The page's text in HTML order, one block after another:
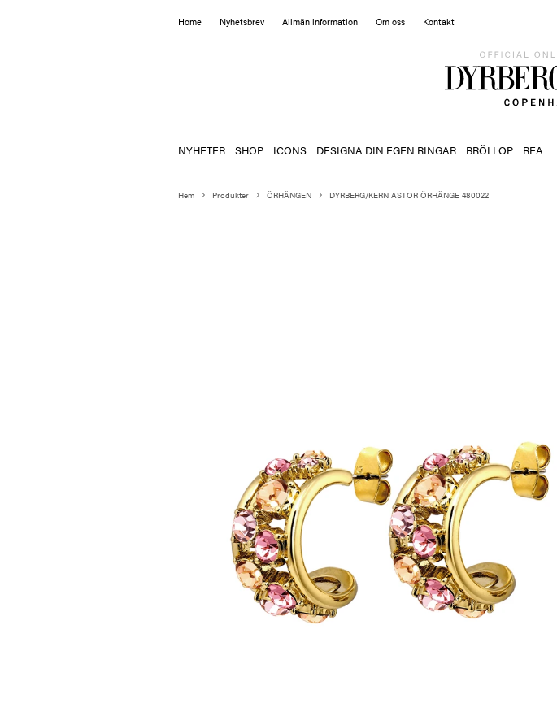
Home Nyhetsbrev Allmän information Om oss Kontakt
NYHETER SHOP ICONS DESIGNA DIN EGEN RINGAR BRÖLLOP REA
Hem Produkter ÖRHÄNGEN DYRBERG/KERN ASTOR ÖRHÄNGE 480022